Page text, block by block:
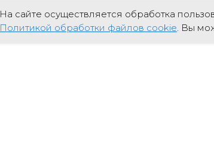
На сайте осуществляется обработка
Политикой обработки файлов cookie. Вы